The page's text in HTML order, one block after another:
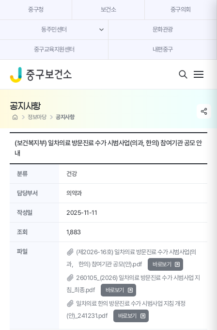
중구청 보건소 중구의회
동주민센터 문화관광
중구교육지원센터 내편중구
공지사항
home 정보마당 공지사항
share
(보건복지부) 일차의료 방문진료 수가 시범사업(의과, 한의) 참여기관 공모 안
내
분류 건강
담당부서 의약과
작성일 2025-11-11
조회 1,883
파일
(제2026-16호) 일차의료 방문진료 수가 시범사업(의
과， 한의) 참여기관 공모(안).pdf
바로보기
260105_(2026) 일차의료 방문진료 수가 시범사업 지
침_최종.pdf
바로보기
일차의료 한의 방문진료 수가 시범사업 지침 개정
(안)_241231.pdf
바로보기